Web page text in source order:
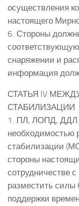
осуществления
настоящего
6. Стороны
снаряжении и
информация
СТАТЬЯ IV
СТАБИЛИЗАЦИИ
1. ПЛ, ЛОПД, ДДЛ
необходимостью
стабилизации
стороны
сотрудничестве
разместить
поддержки